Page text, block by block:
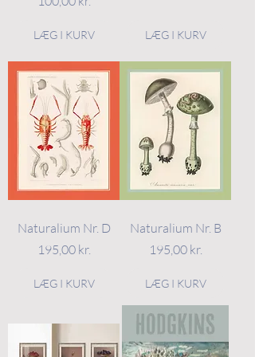
LÆG I KURV LÆG I KURV
Naturalium Nr. D
Pris
195,00 kr.
LÆG I KURV
Naturalium Nr. B
Pris
195,00 kr.
LÆG I KURV